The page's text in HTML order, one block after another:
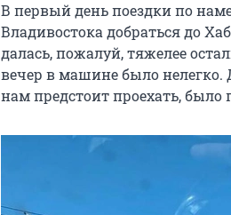
В первый день поездки по
Владивостока добраться до
далась, пожалуй, тяжелее
вечер в машине было нелегко.
нам предстоит проехать,